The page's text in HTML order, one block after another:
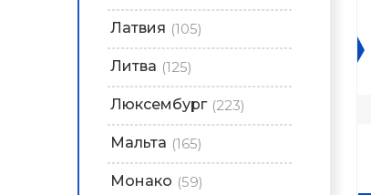
Латвия (105)
Литва (125)
Люксембург (223)
Мальта (165)
Монако (59)